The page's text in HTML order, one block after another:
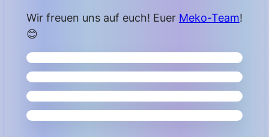
Wir freuen uns auf euch! Euer Meko-Team!
😊